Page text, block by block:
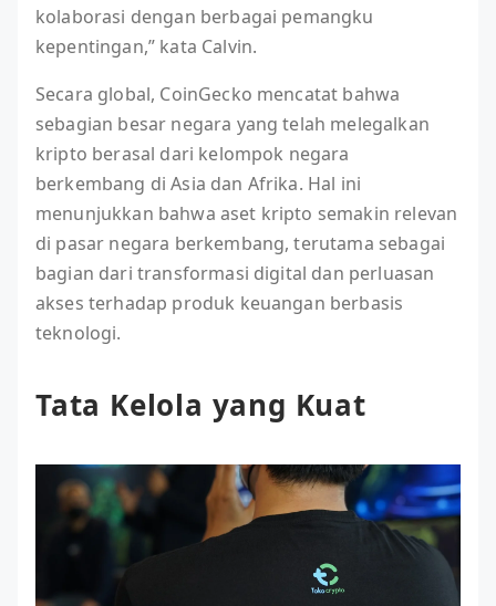
kolaborasi dengan berbagai pemangku
kepentingan,” kata Calvin.
Secara global, CoinGecko mencatat bahwa
sebagian besar negara yang telah melegalkan
kripto berasal dari kelompok negara
berkembang di Asia dan Afrika. Hal ini
menunjukkan bahwa aset kripto semakin relevan
di pasar negara berkembang, terutama sebagai
bagian dari transformasi digital dan perluasan
akses terhadap produk keuangan berbasis
teknologi.
Tata Kelola yang Kuat